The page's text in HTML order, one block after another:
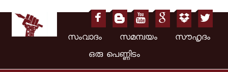
സംവാദം സമന്വയം സൗഹൃദം
ഒരു പെണ്ണിടം